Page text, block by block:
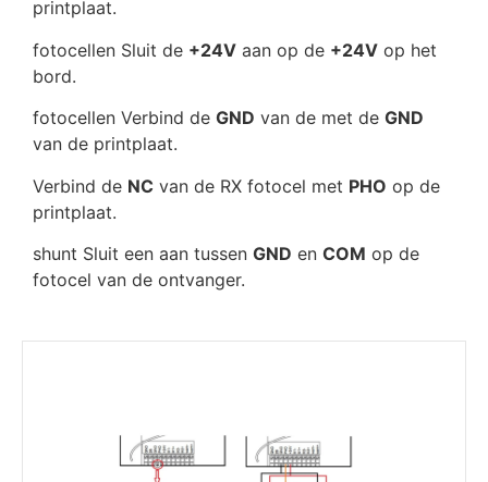
printplaat.
fotocellen Sluit de +24V aan op de +24V op het
bord.
fotocellen Verbind de GND van de met de GND
van de printplaat.
Verbind de NC van de RX fotocel met PHO op de
printplaat.
shunt Sluit een aan tussen GND en COM op de
fotocel van de ontvanger.